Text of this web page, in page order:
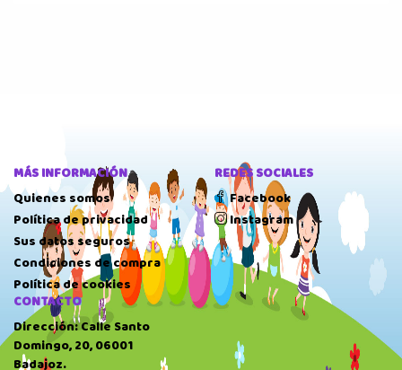
MÁS INFORMACIÓN
Quienes somos
Política de privacidad
Sus datos seguros
Condiciones de compra
Política de cookies
REDES SOCIALES
Facebook
Instagram
CONTACTO
Dirección: Calle Santo
Domingo, 20, 06001
Badajoz.